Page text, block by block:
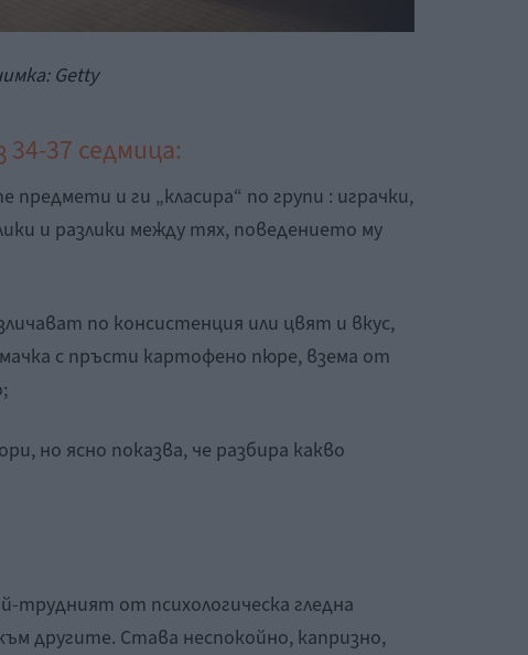
Getty
37 седмица:
предмети и ги „класира“ по групи : играчки,
и разлики между тях, поведението му
по консистенция или цвят и вкус,
с пръсти картофено пюре, взема от
но ясно показва, че разбира какво
трудният от психологическа гледна
другите. Става неспокойно, капризно,